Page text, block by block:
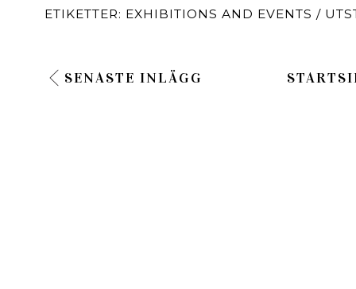
ETIKETTER: EXHIBITIONS AND EVENTS /
SENASTE INLÄGG